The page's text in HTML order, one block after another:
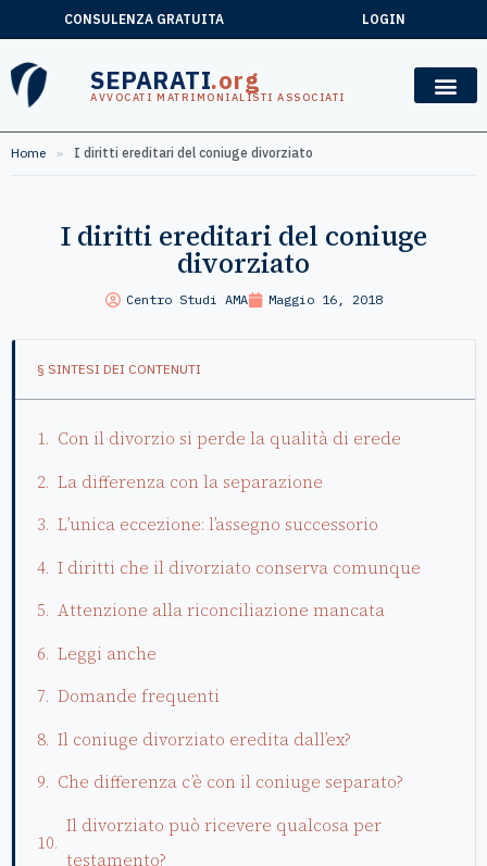
CONSULENZA GRATUITA LOGIN
SEPARATI.org
AVVOCATI MATRIMONIALISTI ASSOCIATI
Home » I diritti ereditari del coniuge divorziato
I diritti ereditari del coniuge
divorziato
Centro Studi AMA Maggio 16, 2018
§ SINTESI DEI CONTENUTI
Con il divorzio si perde la qualità di erede
La differenza con la separazione
L’unica eccezione: l’assegno successorio
I diritti che il divorziato conserva comunque
Attenzione alla riconciliazione mancata
Leggi anche
Domande frequenti
Il coniuge divorziato eredita dall’ex?
Che differenza c’è con il coniuge separato?
Il divorziato può ricevere qualcosa per
testamento?